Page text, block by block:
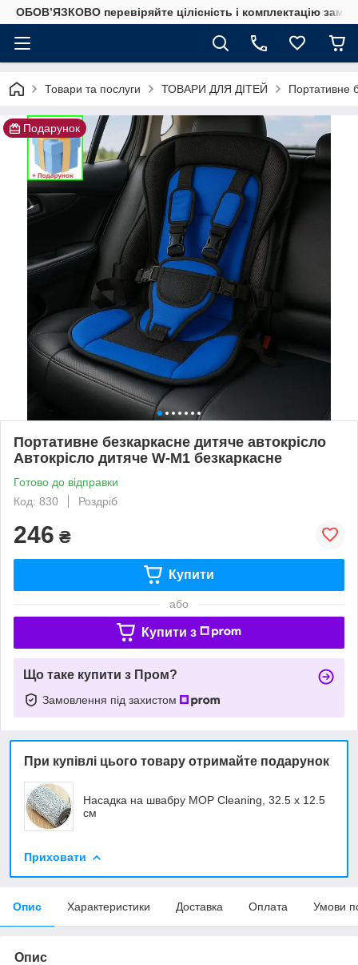
ОБОВ’ЯЗКОВО перевіряйте цілісність і комплектацію
Товари та послуги ТОВАРИ ДЛЯ ДІТЕЙ Портативне
Подарунок
Портативне безкаркасне дитяче автокрісло
Автокрісло дитяче W-M1 безкаркасне
Готово до відправки
Код: 830
Роздріб
246 ₴
Купити
або
Купити з
Що таке купити з Пром?
Замовлення під захистом
При купівлі цього товару отримайте подарунок
Насадка на швабру MOP Cleaning, 32.5 х 12.5
см
Приховати
Опис Характеристики Доставка Оплата Умови
Опис